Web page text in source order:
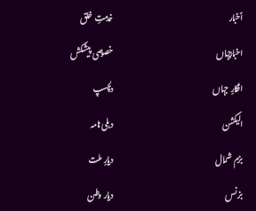
أخبار
اخبارجہاں
افکارِ جہاں
الیکشن
بزم شمال
بزنس
خدمتِ خلق
خصوصی پیشکش
دلچسپ
دہلی نامہ
دیارِ ملت
دیار وطن